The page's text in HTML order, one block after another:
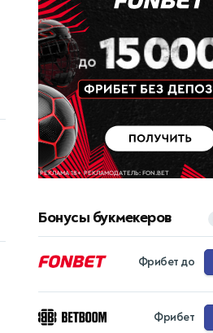
Бонусы букмекеров
Фрибет до
Фрибет